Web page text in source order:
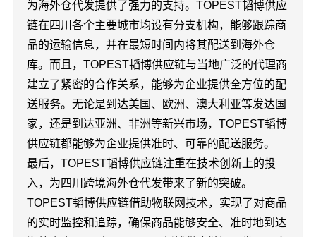
为海外仓代发提供了强力的支持。TOPEST韬博供应
链在四川各个主要城市均设有分支机构，能够跟踪商
品的运输信息，并在最短时间内将其配送到海外仓
库。而且，TOPEST韬博供应链与当地广泛的代理商
建立了紧密的合作关系，能够为企业提供全方位的配
送服务。无论是到达美国、欧洲、澳大利亚等发达国
家，还是到达亚洲、非洲等新兴市场，TOPEST韬博
供应链都能够为企业提供准时、可靠的配送服务。
最后，TOPEST韬博供应链注重在技术创新上的投
入，为四川跨境海外仓代发带来了新的突破。
TOPEST韬博供应链借助物联网技术，实现了对商品
的实时监控和追踪，确保商品能够安全、准时地到达